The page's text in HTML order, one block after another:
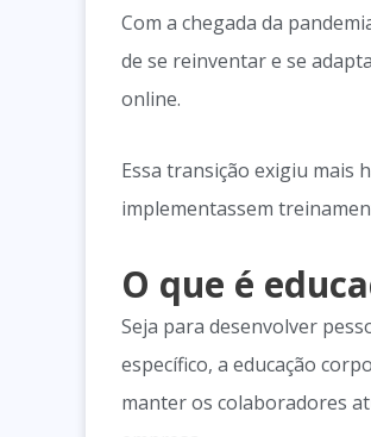
Com a chegada da
de se reinventar e se
online.
Essa transição exigiu mais
implementassem
O que é
Seja para desenvolver
específico, a educação
manter os colaboradores